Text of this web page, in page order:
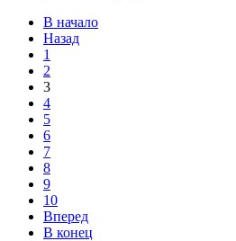
В начало
Назад
1
2
3
4
5
6
7
8
9
10
Вперед
В конец